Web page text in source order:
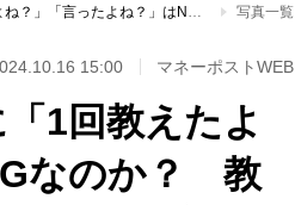
【萎縮や逆ギレも…】新人に「1回教えたよね？」「言ったよね？」はNGなのか？ 教える側の本音と工夫「質問しやすい環境作りが大事」「メモを取るよう促す」 写真一覧
15:00 マネーポストWEB
1回教えたよ
なのか？ 教